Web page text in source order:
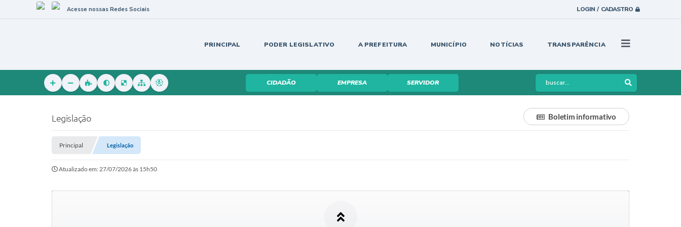
LOGIN / CADASTRO
Acesse nossas Redes Sociais
PRINCIPAL PODER LEGISLATIVO A PREFEITURA MUNICÍPIO NOTÍCIAS TRANSPARÊNCIA
CIDADÃO EMPRESA SERVIDOR
Legislação Boletim informativo
Principal Legislação
Atualizado em: 27/07/2026 às 15h50